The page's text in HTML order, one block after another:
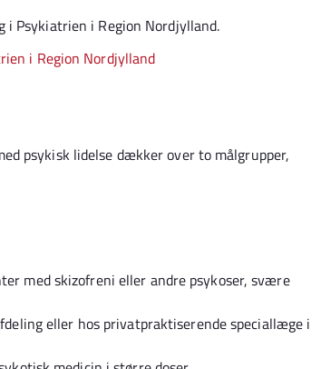
i Psykiatrien i Region Nordjylland.
i Region Nordjylland
psykisk lidelse dækker over to målgrupper,
med skizofreni eller andre psykoser, svære
eller hos privatpraktiserende speciallæge i